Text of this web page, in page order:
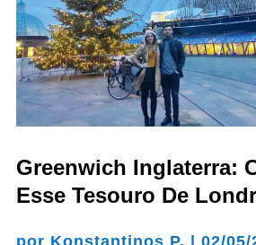
Greenwich Inglaterra:
Esse Tesouro De